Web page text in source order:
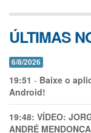
ÚLTIMAS
6/8/2026
19:51 - Baixe o
Android!
19:48: VÍDEO:
ANDRÉ